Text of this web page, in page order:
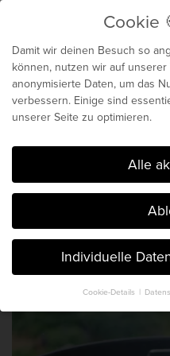
Biochemie
Der Blog von
Böhm. Seit 2014.
Cookie
Damit wir deinen Besuch so
können, nutzen wir auf
anonymisierte Daten, um das
verbessern. Einige sind
unserer Seite zu optimieren.
Cookie 🍪 gefällig?
Alle
Individuelle
Cookie-Details